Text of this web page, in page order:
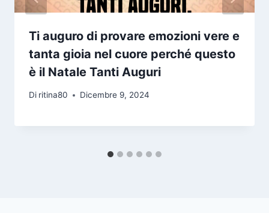
Ti auguro di provare emozioni vere e
tanta gioia nel cuore perché questo
è il Natale Tanti Auguri
Di ritina80 Dicembre 9, 2024